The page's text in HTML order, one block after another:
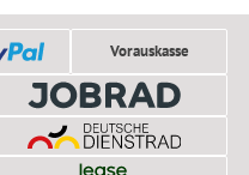
Vorauskasse